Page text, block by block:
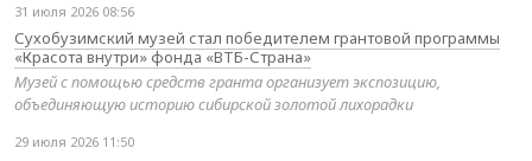
31 июля 2026 08:56
Сухобузимский музей стал победителем грантовой программы
«Красота внутри» фонда «ВТБ-Страна»
Музей с помощью средств гранта организует экспозицию,
объединяющую историю сибирской золотой лихорадки
29 июля 2026 11:50